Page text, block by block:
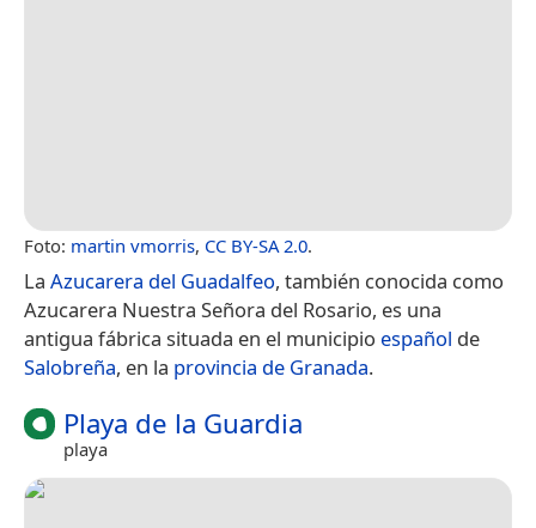
Foto: martin vmorris, CC BY-SA 2.0.
La Azucarera del Guadalfeo, también conocida como
Azucarera Nuestra Señora del Rosario, es una
antigua fábrica situada en el municipio español de
Salobreña, en la provincia de Granada.
Playa de la Guardia
playa